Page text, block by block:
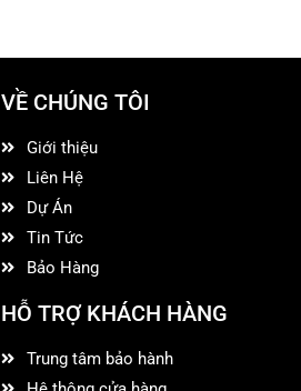
VỀ CHÚNG TÔI
Giới thiệu
Liên Hệ
Dự Án
Tin Tức
Bảo Hàng
HỖ TRỢ KHÁCH HÀNG
Trung tâm bảo hành